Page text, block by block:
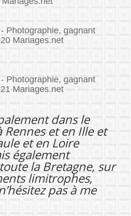
dans le
et en Ille et
et en Loire
également
la Bretagne, sur
limitrophes,
pas à me